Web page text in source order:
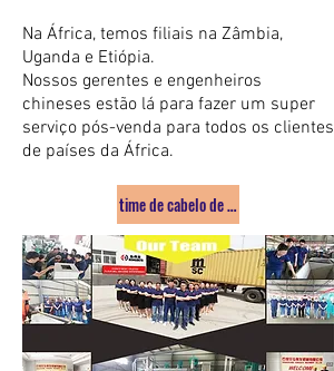
Na África, temos filiais na Zâmbia,
Uganda e Etiópia.
Nossos gerentes e engenheiros
chineses estão lá para fazer um super
serviço pós-venda para todos os clientes
de países da África.
time de cabelo de hong